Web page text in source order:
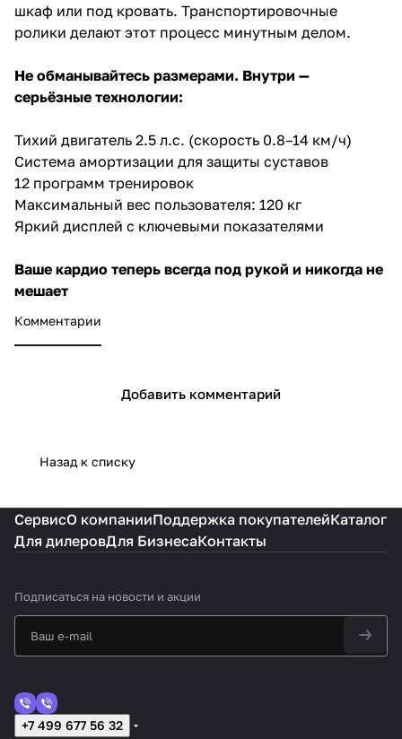
шкаф или под кровать. Транспортировочные
ролики делают этот процесс минутным делом.
Не обманывайтесь размерами. Внутри —
серьёзные технологии:
Тихий двигатель 2.5 л.с. (скорость 0.8–14 км/ч)
Система амортизации для защиты суставов
12 программ тренировок
Максимальный вес пользователя: 120 кг
Яркий дисплей с ключевыми показателями
Ваше кардио теперь всегда под рукой и никогда не
мешает
Комментарии
Добавить комментарий
Назад к списку
СервисО компанииПоддержка покупателейКаталог
Для дилеровДля БизнесаКонтакты
Подписаться на новости и акции
+7 499 677 56 32